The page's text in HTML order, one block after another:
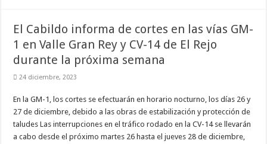
El Cabildo informa de cortes en las vías GM-
1 en Valle Gran Rey y CV-14 de El Rejo
durante la próxima semana
24 diciembre, 2023
En la GM-1, los cortes se efectuarán en horario nocturno, los días 26 y
27 de diciembre, debido a las obras de estabilización y protección de
taludes Las interrupciones en el tráfico rodado en la CV-14 se llevarán
a cabo desde el próximo martes 26 hasta el jueves 28 de diciembre,
Necesarias
Estas
cookies no
opcionales.
necesarias
funcione la